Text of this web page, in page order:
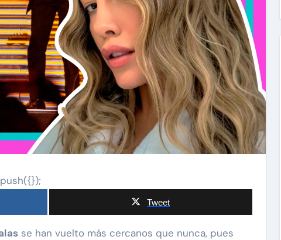
Tweet
se han vuelto más cercanos que nunca, pues